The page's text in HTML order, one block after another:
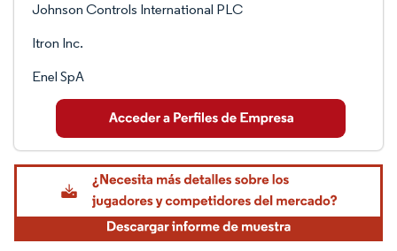
Johnson Controls International PLC
Itron Inc.
Enel SpA